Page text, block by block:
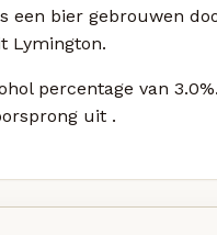
een bier gebrouwen
Lymington.
percentage van
uit .